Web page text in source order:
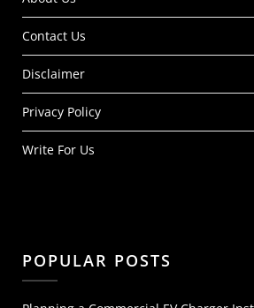
Contact Us
Disclaimer
Privacy Policy
Write For Us
POPULAR POSTS